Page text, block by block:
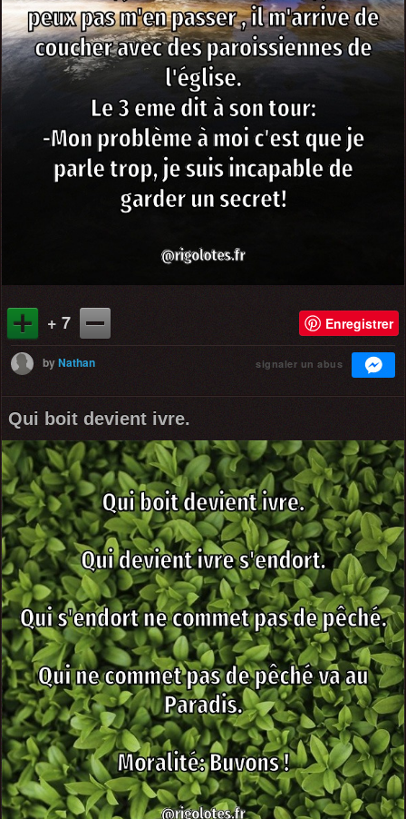
+ 7 Enregistrer
byNathan signaler un abus
Qui boit devient ivre.